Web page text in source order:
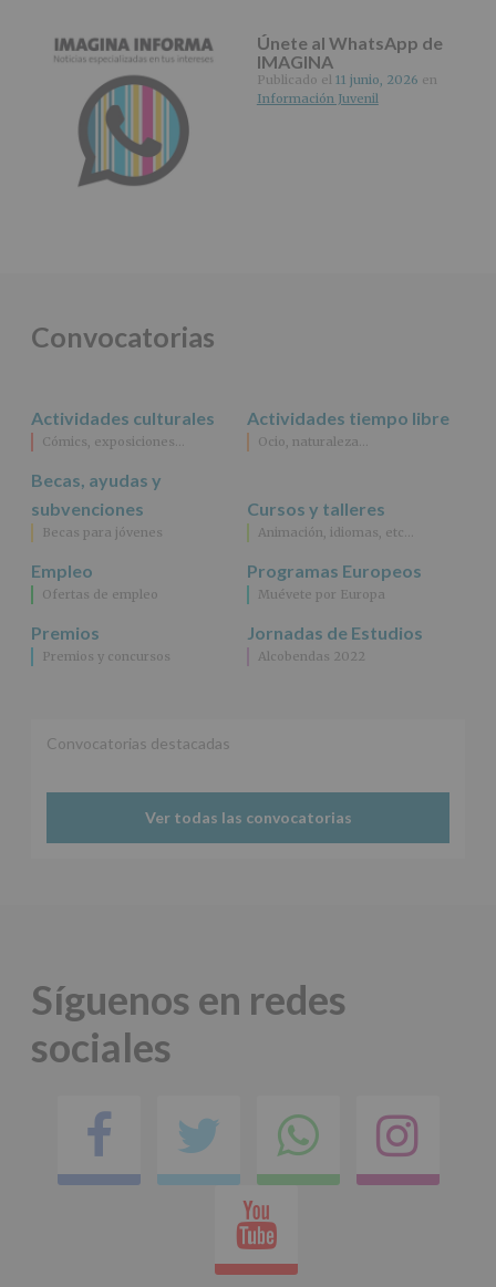
Únete al WhatsApp de
IMAGINA
Publicado el 11 junio, 2026 en
Información Juvenil
Convocatorias
Actividades culturales
Cómics, exposiciones…
Actividades tiempo libre
Ocio, naturaleza…
Becas, ayudas y
subvenciones
Becas para jóvenes
Cursos y talleres
Animación, idiomas, etc…
Empleo
Ofertas de empleo
Programas Europeos
Muévete por Europa
Premios
Premios y concursos
Jornadas de Estudios
Alcobendas 2022
Convocatorias destacadas
Ver todas las convocatorias
Síguenos en redes
sociales
Facebook
Twitter
en
Youtube